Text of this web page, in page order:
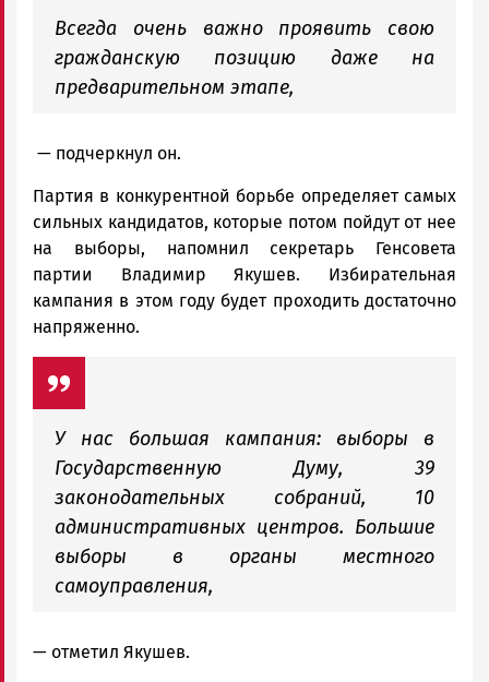
Всегда очень важно проявить свою
гражданскую позицию даже на
предварительном этапе,
— подчеркнул он.
Партия в конкурентной борьбе определяет самых
сильных кандидатов, которые потом пойдут от нее
на выборы, напомнил секретарь Генсовета
партии Владимир Якушев. Избирательная
кампания в этом году будет проходить достаточно
напряженно.
У нас большая кампания: выборы в
Государственную Думу, 39
законодательных собраний, 10
административных центров. Большие
выборы в органы местного
самоуправления,
— отметил Якушев.